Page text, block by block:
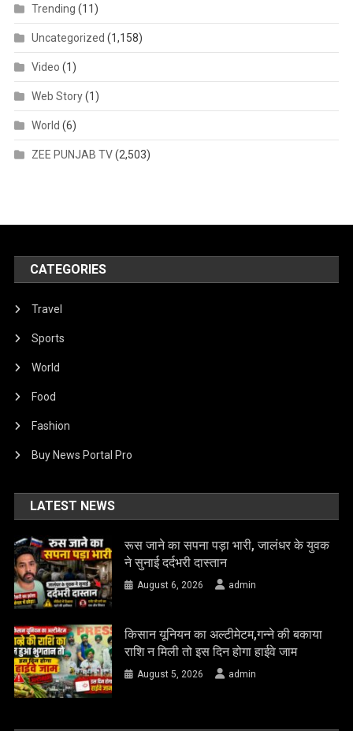
Trending (11)
Uncategorized (1,158)
Video (1)
Web Story(1)
World (6)
ZEE PUNJAB TV(2,503)
CATEGORIES
Travel
Sports
World
Food
Fashion
Buy News Portal Pro
LATEST NEWS
रूस जाने का सपना पड़ा भारी, जालंधर के युवक
ने सुनाई दर्दभरी दास्तान
August 6, 2026 admin
किसान यूनियन का अल्टीमेटम,गन्ने की बकाया
राशि न मिली तो इस दिन होगा हाईवे जाम
August 5, 2026 admin